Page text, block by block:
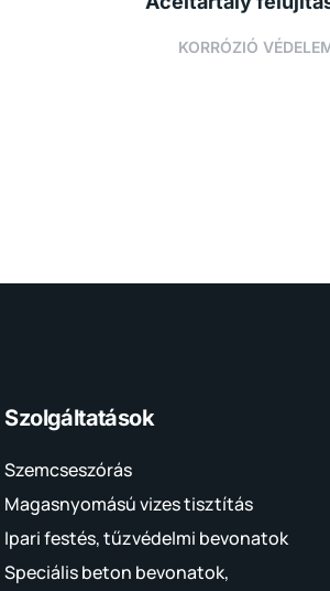
KORRÓZIÓ
Szolgáltatások
Szemcseszórás
Magasnyomású vizes tisztítás
Ipari festés, tűzvédelmi bevonatok
Speciális beton bevonatok,